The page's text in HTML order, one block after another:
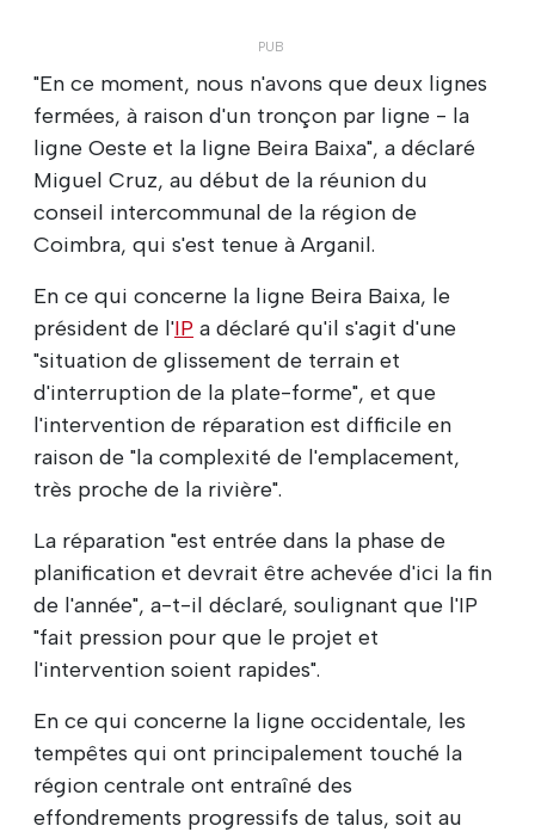
"En ce moment, nous n'avons que deux lignes
fermées, à raison d'un tronçon par ligne - la
ligne Oeste et la ligne Beira Baixa", a déclaré
Miguel Cruz, au début de la réunion du
conseil intercommunal de la région de
Coimbra, qui s'est tenue à Arganil.
En ce qui concerne la ligne Beira Baixa, le
président de l'IP a déclaré qu'il s'agit d'une
"situation de glissement de terrain et
d'interruption de la plate-forme", et que
l'intervention de réparation est difficile en
raison de "la complexité de l'emplacement,
très proche de la rivière".
La réparation "est entrée dans la phase de
planification et devrait être achevée d'ici la fin
de l'année", a-t-il déclaré, soulignant que l'IP
"fait pression pour que le projet et
l'intervention soient rapides".
En ce qui concerne la ligne occidentale, les
tempêtes qui ont principalement touché la
région centrale ont entraîné des
effondrements progressifs de talus, soit au